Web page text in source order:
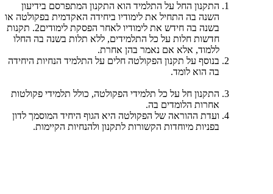
התקנון החל על התלמיד הוא התקנון המתפרסם בידיעון
השנה בה התחיל את לימודיו ביחידה האקדמית בפקולטה או
בשנה בה חידש את לימודיו לאחר הפסקת לימודים2. תקנות
חדשות חלות על כל התלמידים, ללא תלות בשנה בה החלו
ללמוד, אלא אם נאמר בהן אחרת.
בנוסף על תקנון הפקולטה חלים על התלמיד הנחיות היחידה
בה הוא לומד.
התקנון חל על כל תלמידי הפקולטה, כולל תלמידי פקולטות
אחרות הלומדים בה.
ועדת ההוראה של הפקולטה היא הגוף היחיד המוסמך לדון
בפניות מיוחדות הקשורות לתקנון ולהנחיות הקיימות.